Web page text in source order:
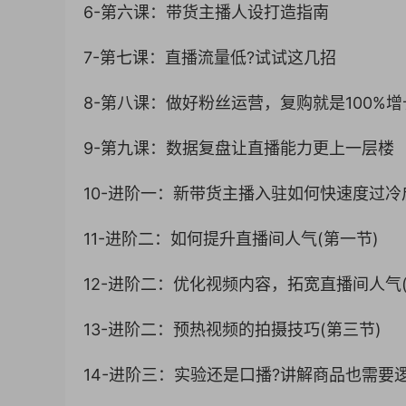
6-第六课：带货主播人设打造指南
7-第七课：直播流量低?试试这几招
8-第八课：做好粉丝运营，复购就是100%增
9-第九课：数据复盘让直播能力更上一层楼
10-进阶一：新带货主播入驻如何快速度过冷
11-进阶二：如何提升直播间人气(第一节)
12-进阶二：优化视频内容，拓宽直播间人气
13-进阶二：预热视频的拍摄技巧(第三节)
14-进阶三：实验还是口播?讲解商品也需要